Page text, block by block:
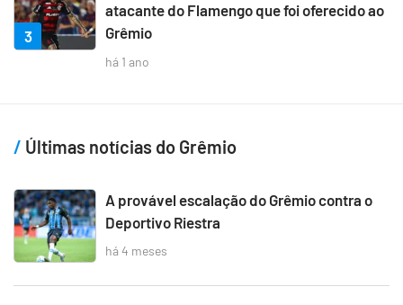
3
atacante do Flamengo que foi oferecido ao
Grêmio
há 1 ano
Últimas notícias do Grêmio
A provável escalação do Grêmio contra o
Deportivo Riestra
há 4 meses